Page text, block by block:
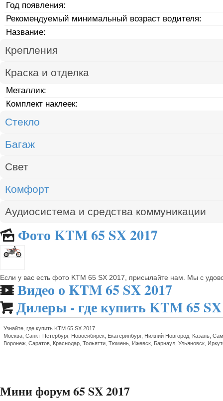
Год появления:
Рекомендуемый минимальный возраст водителя:
Название:
Крепления
Краска и отделка
Металлик:
Комплект наклеек:
Стекло
Багаж
Свет
Комфорт
Аудиосистема и средства коммуникации
🌄 Фото KTM 65 SX 2017
Если у вас есть фото KTM 65 SX 2017, присылайте нам. Мы с
🎬 Видео о KTM 65 SX 2017
 Дилеры - где купить KTM 65
Узнайте, где купить KTM 65 SX 2017
Москва, Санкт-Петербург, Новосибирск, Екатеринбург, Нижний Новгород, Казань,
Воронеж, Саратов, Краснодар, Тольятти, Тюмень, Ижевск, Барнаул, Ульяновск,
Мини форум 65 SX 2017